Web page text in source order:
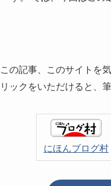
この記事、このサイトを
リックをいただけると、
にほんブログ村